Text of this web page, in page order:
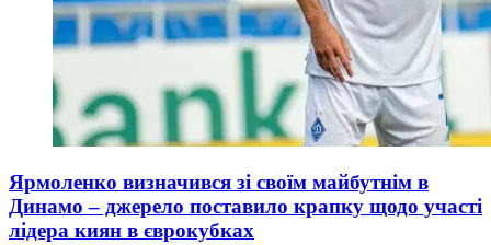
Ярмоленко визначився зі своїм майбутнім в
Динамо – джерело поставило крапку щодо участі
лідера киян в єврокубках